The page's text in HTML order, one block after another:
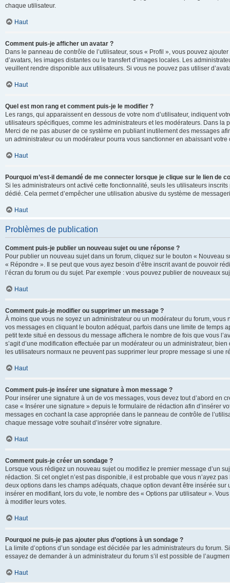
chaque utilisateur.
Haut
Comment puis-je afficher un avatar ?
Dans le panneau de contrôle de l’utilisateur, sous « Profil », vous pouvez
d’avatars, les images distantes ou le transfert d’images locales. Les
veuillent rendre disponible aux utilisateurs. Si vous ne pouvez pas utiliser
Haut
Quel est mon rang et comment puis-je le modifier ?
Les rangs, qui apparaissent en dessous de votre nom d’utilisateur, indiquent
utilisateurs spécifiques, comme les administrateurs et les modérateurs. Dans
Merci de ne pas abuser de ce système en publiant inutilement des messages
un administrateur ou un modérateur pourra vous sanctionner en abaissant votre
Haut
Pourquoi m’est-il demandé de me connecter lorsque je clique sur le lien de
Si les administrateurs ont activé cette fonctionnalité, seuls les utilisateurs
dédié. Cela permet d’empêcher une utilisation abusive du système de
Haut
Problèmes de publication
Comment puis-je publier un nouveau sujet ou une réponse ?
Pour publier un nouveau sujet dans un forum, cliquez sur le bouton «
« Répondre ». Il se peut que vous ayez besoin d’être inscrit avant de pouvoir
l’écran du forum ou du sujet. Par exemple : vous pouvez publier de nouveaux
Haut
Comment puis-je modifier ou supprimer un message ?
À moins que vous ne soyez un administrateur ou un modérateur du forum,
vos messages en cliquant le bouton adéquat, parfois dans une limite de temps
petit texte situé en dessous du message affichera le nombre de fois que vous
s’agit d’une modification effectuée par un modérateur ou un administrateur,
les utilisateurs normaux ne peuvent pas supprimer leur propre message si une
Haut
Comment puis-je insérer une signature à mon message ?
Pour insérer une signature à un de vos messages, vous devez tout d’abord en
case « Insérer une signature » depuis le formulaire de rédaction afin d’insérer
messages en cochant la case appropriée dans le panneau de contrôle de
chaque message votre souhait d’insérer votre signature.
Haut
Comment puis-je créer un sondage ?
Lorsque vous rédigez un nouveau sujet ou modifiez le premier message d’un
rédaction. Si cet onglet n’est pas disponible, il est probable que vous n’ayez
deux options dans les champs adéquats, chaque option devant être insérée
insérer en modifiant, lors du vote, le nombre des « Options par utilisateur ».
à modifier leurs votes.
Haut
Pourquoi ne puis-je pas ajouter plus d’options à un sondage ?
La limite d’options d’un sondage est décidée par les administrateurs du
essayez de demander à un administrateur du forum s’il est possible de
Haut